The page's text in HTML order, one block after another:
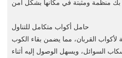
حامل أكواب متكامل للتناول
القربان، مما يضمن بقاء الكوب
السوائل، ويسهل الوصول إليه أثناء